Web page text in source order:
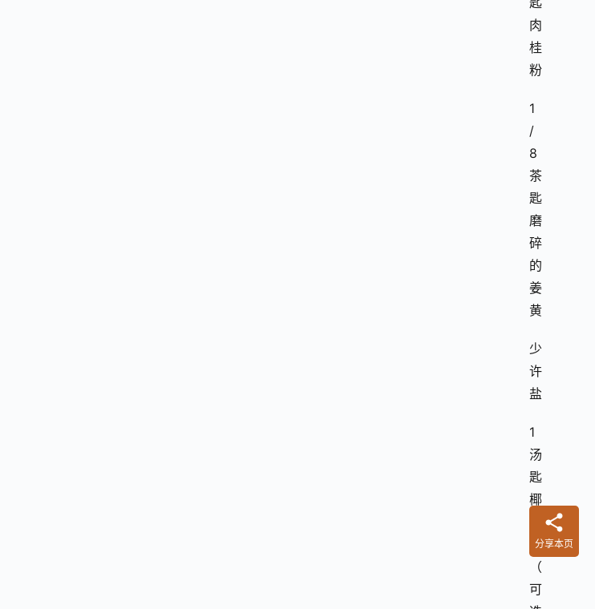
肉
桂
粉
1
/
8
茶
匙
磨
碎
的
姜
黄
少
许
盐
1
汤
匙
椰
油
（
可
分享本页